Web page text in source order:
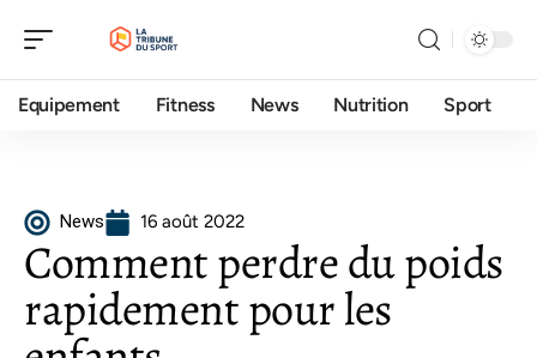
Equipement Fitness News Nutrition Sport
News 16 août 2022
Comment perdre du poids
rapidement pour les